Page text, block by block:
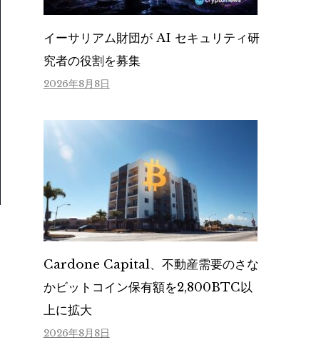
イーサリアム財団が AI セキュリティ研
究者の役割を募集
2026年8月8日
Cardone Capital、不動産需要のさな
かビットコイン保有額を2,800BTC以
上に拡大
2026年8月8日